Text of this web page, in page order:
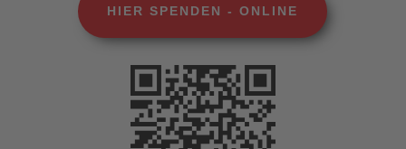
HIER SPENDEN - ONLINE